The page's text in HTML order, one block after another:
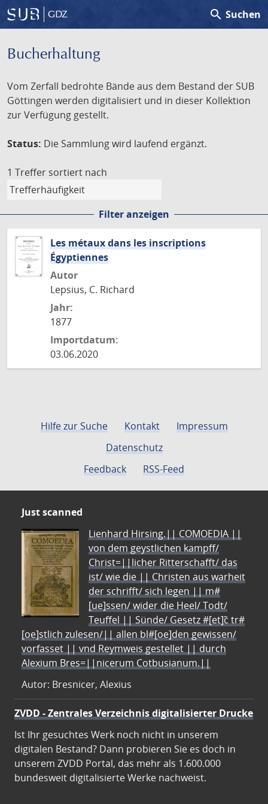
GDZ search Suchen
Bucherhaltung
Vom Zerfall bedrohte Bände aus dem Bestand der SUB
Göttingen werden digitalisiert und in dieser Kollektion
zur Verfügung gestellt.
Status: Die Sammlung wird laufend ergänzt.
1 Treffer sortiert nach
Filter anzeigen
Les métaux dans les inscriptions
Égyptiennes
Autor
Lepsius, C. Richard
Jahr:
1877
Importdatum:
03.06.2020
Hilfe zur Suche Kontakt
Impressum
Datenschutz
Feedback
RSS-Feed
Just scanned
Lienhard Hirsing.|| COMOEDIA ||
von dem geystlichen kampff/
Christ=||licher Ritterschafft/ das
ist/ wie die || Christen aus warheit
der schrifft/ sich legen || m#
[ue]ssen/ wider die Heel/ Todt/
Teuffel || Sünde/ Gesetz #[et]c̃ tr#
[oe]stlich zulesen/|| allen bl#[oe]den gewissen/
vorfasset || vnd Reymweis gestellet || durch
Alexium Bres=||nicerum Cotbusianum.||
Autor: Bresnicer, Alexius
ZVDD - Zentrales Verzeichnis digitalisierter Drucke
Ist Ihr gesuchtes Werk noch nicht in unserem
digitalen Bestand? Dann probieren Sie es doch in
unserem ZVDD Portal, das mehr als 1.600.000
bundesweit digitalisierte Werke nachweist.